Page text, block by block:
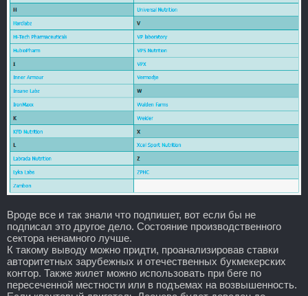
Вроде все и так знали что подпишет, вот если бы не
подписал это другое дело. Состояние производственного
сектора ненамного лучше.
К такому выводу можно придти, проанализировав ставки
авторитетных зарубежных и отечественных букмекерских
контор. Также жилет можно использовать при беге по
пересеченной местности или в подъемах на возвышенность.